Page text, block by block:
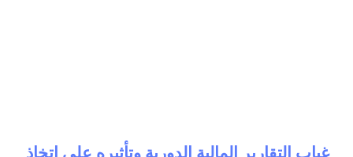
غياب التقارير المالية الدورية وتأثيره على اتخاذ